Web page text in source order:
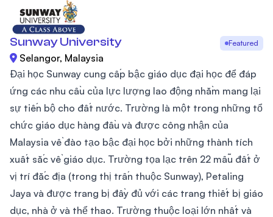
Sunway University Featured
Selangor, Malaysia
Đại học Sunway cung cấp bậc giáo dục đại học để đáp
ứng các nhu cầu của lực lượng lao động nhằm mang lại
sự tiến bộ cho đất nước. Trường là một trong những tổ
chức giáo dục hàng đầu và được công nhận của
Malaysia về đào tạo bậc đại học bởi những thành tích
xuất sắc về giáo dục. Trường tọa lạc trên 22 mẫu đất ở
vị trí đắc địa (trong thị trấn thuộc Sunway), Petaling
Jaya và được trang bị đầy đủ với các trang thiết bị giáo
dục, nhà ở và thể thao. Trường thuộc loại lớn nhất và